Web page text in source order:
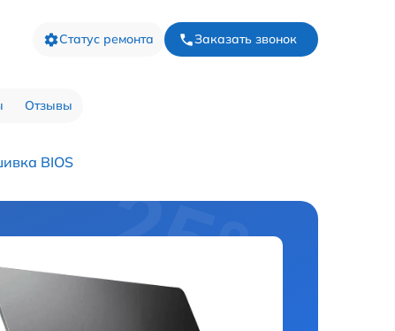
Статус ремонта Заказать звонок
Отзывы
BIOS